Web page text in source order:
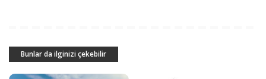
Bunlar da ilginizi çekebilir